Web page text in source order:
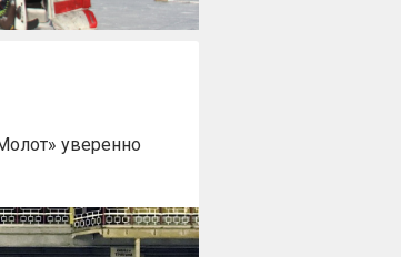
уверенно